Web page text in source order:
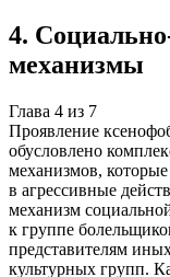
4.
механизмы
Глава 4 из 7
Проявление
обусловлено
механизмов,
в агрессивные
механизм
к группе
представителям
культурных групп.